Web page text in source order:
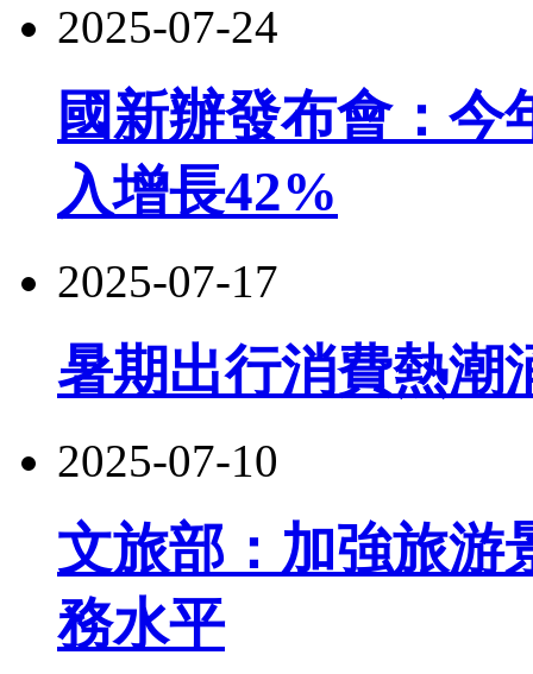
2025-07-24
國新辦發布會：今
入增長42%
2025-07-17
暑期出行消費熱潮
2025-07-10
文旅部：加強旅游
務水平